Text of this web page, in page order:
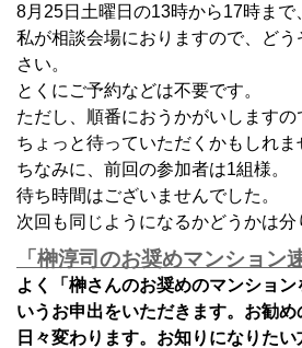
8月25日土曜日の13時から17時まで
私が相談会場におりますので、ど
さい。
とくにご予約などは不要です。
ただし、順番におうかがいしますの
ちょっと待っていただくかもしれま
ちなみに、前回の参加者は1組様。
待ち時間はございませんでした。
次回も同じようになるかどうかは分
「榊淳司のお奨めマンション
よく「榊さんのお奨めのマンショ
いうお申出をいただきます。お勧め
日々変わります。お知りになりた